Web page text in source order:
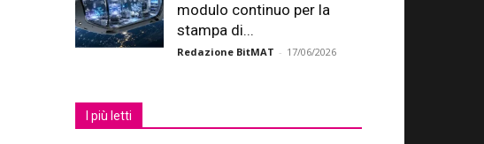
modulo continuo per la
stampa di...
Redazione BitMAT - 17/06/2026
I più letti